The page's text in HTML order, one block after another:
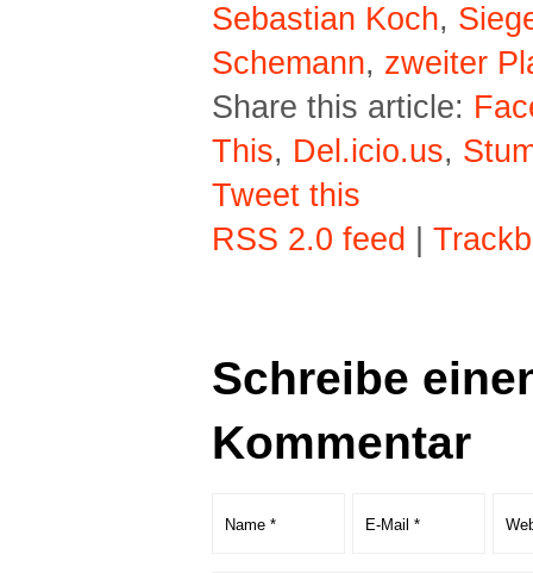
Sebastian Koch,
Schemann, zweiter
Share this article:
This, Del.icio.us,
Tweet this
RSS 2.0 feed
Schreibe
Kommentar